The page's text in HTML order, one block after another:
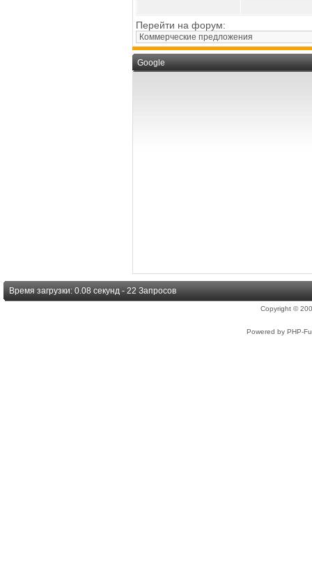
Перейти на форум:
Google
Время загрузки: 0.08 секунд - 22 Запросов
Copyright ©
Powered by PHP-